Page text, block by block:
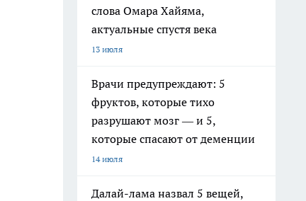
слова Омара Хайяма,
актуальные спустя века
13 июля
Врачи предупреждают: 5
фруктов, которые тихо
разрушают мозг — и 5,
которые спасают от деменции
14 июля
Далай-лама назвал 5 вещей,